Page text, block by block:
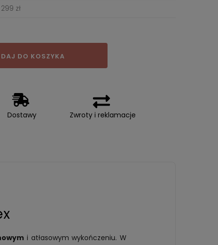
zł
DO KOSZYKA
Dostawy Zwroty i reklamacje
i atłasowym wykończeniu. W